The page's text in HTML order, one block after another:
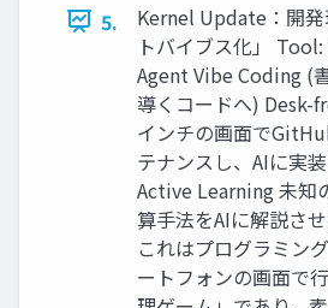
5.
Kernel Update：開
トバイブス化」
Agent Vibe Coding (
導くコードへ) Desk-
インチの画面で
テナンスし、AIに実装
Active Learning 未知
算手法をAIに解説さ
これはプログラミン
ートフォンの画面で